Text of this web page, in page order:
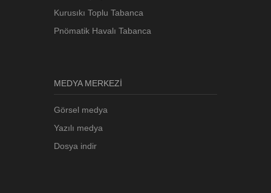
Kurusıkı Toplu Tabanca
Pnömatik Havalı Tabanca
MEDYA MERKEZİ
Görsel medya
Yazılı medya
Dosya indir